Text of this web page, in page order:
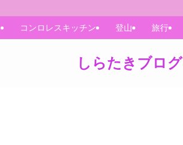
しらたきブログ
コンロレスキッチン 登山 旅行